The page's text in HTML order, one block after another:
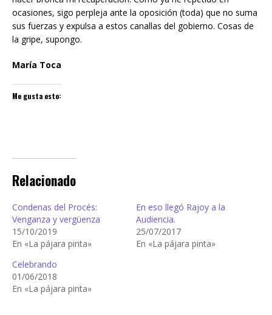
ocasiones, sigo perpleja ante la oposición (toda) que no suma
sus fuerzas y expulsa a estos canallas del gobierno. Cosas de
la gripe, supongo.
María Toca
Me gusta esto:
Relacionado
Condenas del Procés:
Venganza y vergüenza
15/10/2019
En «La pájara pinta»
En eso llegó Rajoy a la
Audiencia.
25/07/2017
En «La pájara pinta»
Celebrando
01/06/2018
En «La pájara pinta»